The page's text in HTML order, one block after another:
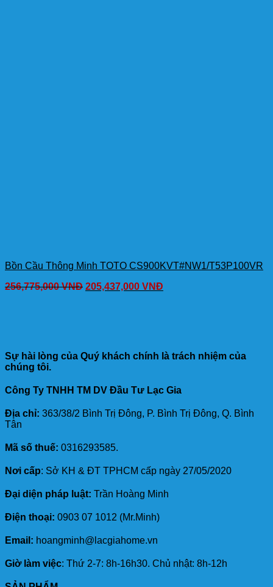
Bồn Cầu Thông Minh TOTO CS900KVT#NW1/T53P100VR
256,775,000VNĐ 205,437,000 VNĐ
Sự hài lòng của Quý khách chính là trách nhiệm của
chúng tôi.
Công Ty TNHH TM DV Đầu Tư Lạc Gia
Địa chỉ: 363/38/2 Bình Trị Đông, P. Bình Trị Đông, Q. Bình
Tân
Mã số thuế: 0316293585.
Nơi cấp: Sở KH & ĐT TPHCM cấp ngày 27/05/2020
Đại diện pháp luật: Trần Hoàng Minh
Điện thoại: 0903 07 1012 (Mr.Minh)
Email: hoangminh@lacgiahome.vn
Giờ làm việc: Thứ 2-7: 8h-16h30. Chủ nhật: 8h-12h